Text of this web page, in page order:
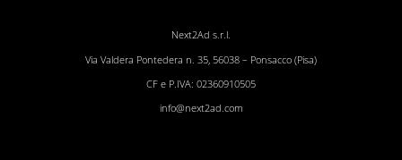
Next2Ad s.r.l.
Via Valdera Pontedera n. 35, 56038 – Ponsacco (Pisa)
CF e P.IVA: 02360910505
info@next2ad.com